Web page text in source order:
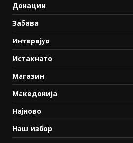
Донации
Забава
Интервјуа
Истакнато
Магазин
Македонија
Најново
Наш избор